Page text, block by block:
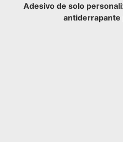
Adesivo de solo
antiderrapante